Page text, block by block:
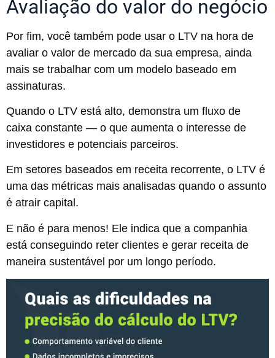
Avaliação do valor do negócio
Por fim, você também pode usar o LTV na hora de
avaliar o valor de mercado da sua empresa, ainda
mais se trabalhar com um modelo baseado em
assinaturas.
Quando o LTV está alto, demonstra um fluxo de
caixa constante — o que aumenta o interesse de
investidores e potenciais parceiros.
Em setores baseados em receita recorrente, o LTV é
uma das métricas mais analisadas quando o assunto
é atrair capital.
E não é para menos! Ele indica que a companhia
está conseguindo reter clientes e gerar receita de
maneira sustentável por um longo período.